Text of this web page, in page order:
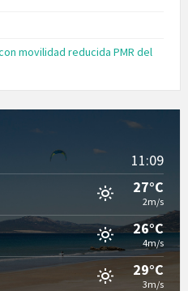
movilidad reducida PMR del
11:09
27°C
2m/s
26°C
4m/s
29°C
3m/s